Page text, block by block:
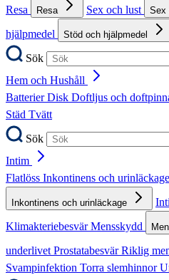
Resa
Resa Sex och lust Sex
hjälpmedel
Stöd och hjälpmedel
Sök
Hem och Hushåll
BatterierDisk Doftljus och
Städ Tvätt
Sök
Intim
Flatlöss Inkontinens och urinläckage
Inkontinens och urinläckage
KlimakteriebesvärMensskydd
underlivetProstatabesvärRiklig
Svampinfektion Torra slemhinnor